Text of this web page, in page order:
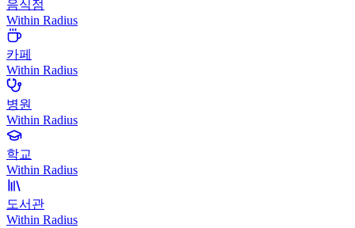
음식점
Within Radius
카페
Within Radius
병원
Within Radius
학교
Within Radius
도서관
Within Radius